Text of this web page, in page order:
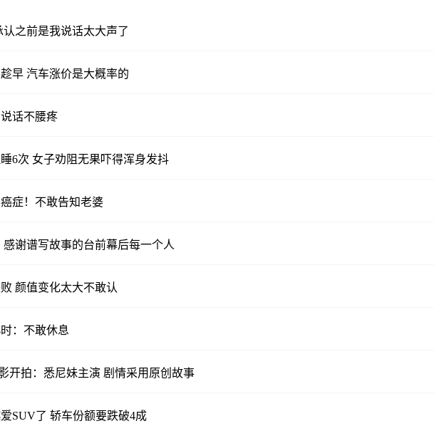
之前是我说话太大声了
早 汽车涨价是大概率的
话不腰疼
6次 女子劝阻无果吓得浑身发抖
症！不敢告知老婆
谢谱写故事的台前幕后每一个人
颜值变化太大不敢认
：不敢休息
开拍：悉尼妹主演 剧情采用原创故事
SUV了 轿车份额要跌破4成